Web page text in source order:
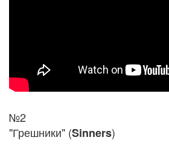
№2
"Грешники" (Sinners)